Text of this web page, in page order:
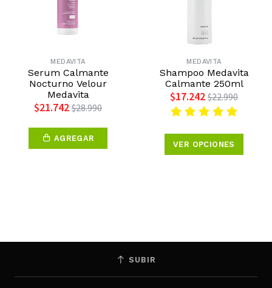
MEDAVITA
Serum Calmante
Nocturno Velour
Medavita
$21.742 $28.990
AGREGAR
MEDAVITA
Shampoo Medavita
Calmante 250ml
$17.242 $22.990
VER OPCIONES
SUBIR